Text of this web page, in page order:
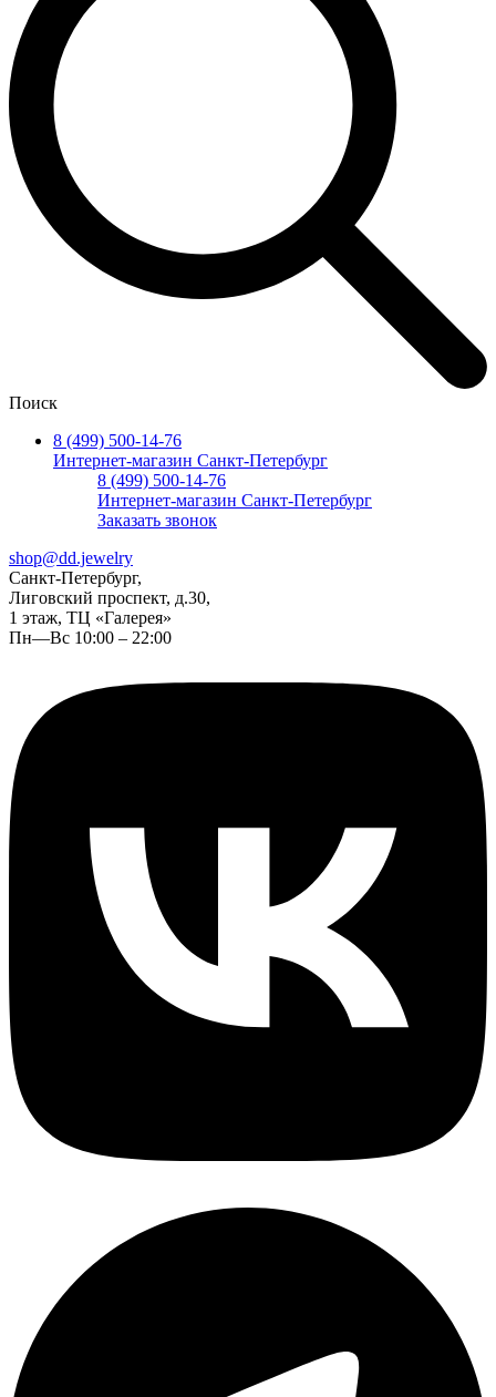
Поиск
8 (499) 500-14-76
Интернет-магазин Санкт-Петербург
8 (499) 500-14-76
Интернет-магазин Санкт-Петербург
Заказать звонок
shop@dd.jewelry
Санкт-Петербург,
Лиговский проспект, д.30,
1 этаж, ТЦ «Галерея»
Пн—Вс 10:00 – 22:00